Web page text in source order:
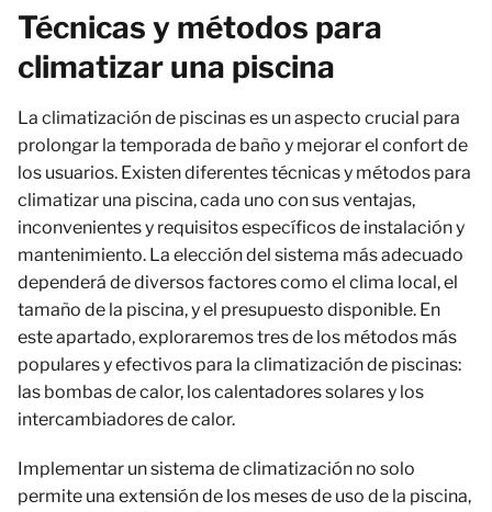
Técnicas y métodos para
climatizar una piscina
La climatización de piscinas es un aspecto crucial para
prolongar la temporada de baño y mejorar el confort de
los usuarios. Existen diferentes técnicas y métodos para
climatizar una piscina, cada uno con sus ventajas,
inconvenientes y requisitos específicos de instalación y
mantenimiento. La elección del sistema más adecuado
dependerá de diversos factores como el clima local, el
tamaño de la piscina, y el presupuesto disponible. En
este apartado, exploraremos tres de los métodos más
populares y efectivos para la climatización de piscinas:
las bombas de calor, los calentadores solares y los
intercambiadores de calor.
Implementar un sistema de climatización no solo
permite una extensión de los meses de uso de la piscina,